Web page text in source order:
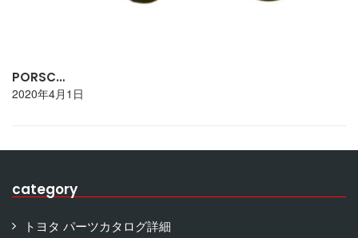
PORSC…
2020年4月1日
category
トヨタ パーツカタログ詳細